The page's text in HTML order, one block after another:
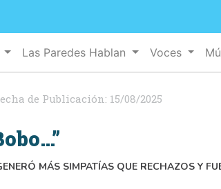
Las Paredes Hablan Voces
de Publicación: 15/08/2025
MÁS SIMPATÍAS QUE RECHAZOS Y